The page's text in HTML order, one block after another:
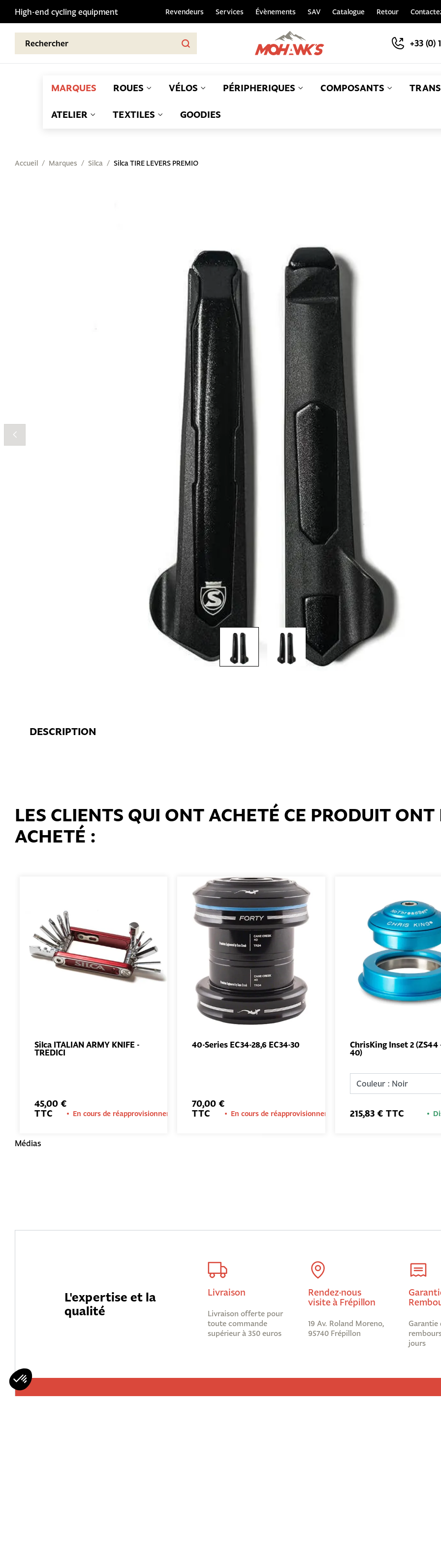
High-end cycling equipment Revendeurs Services Évènements SAV Catalogue Retour
+33 (0)
MARQUES ROUES VÉLOS PÉRIPHERIQUES COMPOSANTS
ATELIER TEXTILES GOODIES
Accueil Marques Silca Silca TIRE LEVERS PREMIO
DESCRIPTION
LES CLIENTS QUI ONT ACHETÉ CE PRODUIT
ACHETÉ :
Silca ITALIAN ARMY KNIFE -
TREDICI
45,00 €
TTC
En cours de réapprovisionnement
40-Series EC34-28,6 EC34-30
70,00 €
TTC
En cours de réapprovisionnement
ChrisKing Inset 2 (ZS44
40)
215,83 € TTC
Médias
L'expertise et la
qualité
Livraison
Livraison offerte pour
toute commande
supérieur à 350 euros
Rendez-nous
visite à Frépillon
19 Av. Roland Moreno,
95740 Frépillon
Garantie
jours